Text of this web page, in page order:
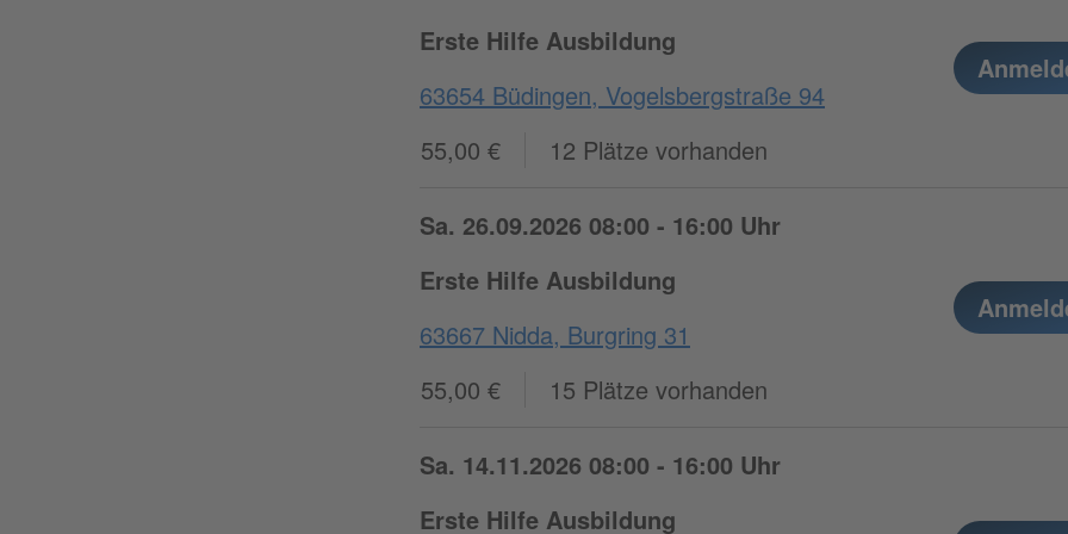
Erste Hilfe Ausbildung
63654 Büdingen, Vogelsbergstraße 94
55,00 €
12 Plätze vorhanden
Sa. 26.09.2026 08:00 - 16:00 Uhr
Erste Hilfe Ausbildung
63667 Nidda, Burgring 31
55,00 €
15 Plätze vorhanden
Sa. 14.11.2026 08:00 - 16:00 Uhr
Erste Hilfe Ausbildung